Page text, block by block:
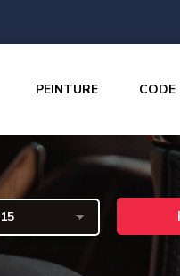
PEINTURE CODE